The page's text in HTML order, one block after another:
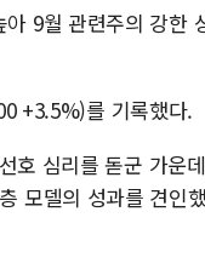
9월 관련주의 강한
+3.5%)를 기록했다.
심리를 돋군 가운
모델의 성과를 견인